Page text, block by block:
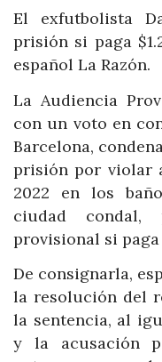
El exfutbolista
prisión si paga
español La Razón.
La Audiencia
con un voto en
Barcelona,
prisión por violar
2022 en los
ciudad
provisional si paga
De consignarla,
la resolución del
la sentencia, al
y la acusación